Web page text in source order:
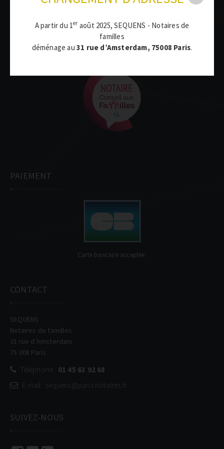
CERTIFICATS
PAIEMENT
Carte bancaire acceptée.
CONTACT
SEQUENS
Notaires de familles
31 rue d’Amsterdam
75 008 Paris
Téléphone : 01 45 63 92 68
E-mail : sequens@paris.notaires.fr
SUIVEZ-NOUS
A partir du 1er août 2025, SEQUENS - Notaires de
familles
déménage au 31 rue d’Amsterdam, 75008 Paris.